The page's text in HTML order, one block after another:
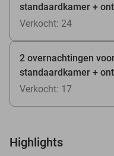
standaardkamer +
Verkocht: 24
2 overnachtingen
standaardkamer +
Verkocht: 17
Highlights